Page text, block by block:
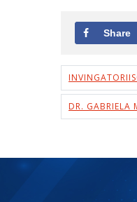
Share
DR. GABRIELA